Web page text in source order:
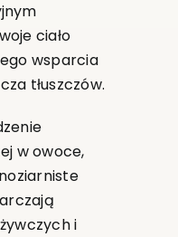
ciało
wsparcia
tłuszczów.
w owoce,
i